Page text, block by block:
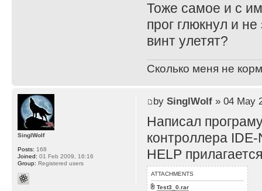
Тоже самое и с
прог глюкнул и
винт улетят?
Сколько меня не
by SinglWolf» 04 May
Написал
контроллера IDE-
HELP
ATTACHMENTS
Test3_0.rar
SinglWolf
Posts: 168
Joined: 01 Feb 2009, 16:16
Group: Registered users